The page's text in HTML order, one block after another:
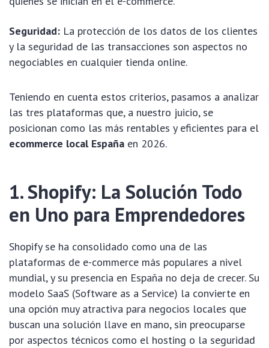
Seguridad: La protección de los datos de los clientes
y la seguridad de las transacciones son aspectos no
negociables en cualquier tienda online.
Teniendo en cuenta estos criterios, pasamos a analizar
las tres plataformas que, a nuestro juicio, se
posicionan como las más rentables y eficientes para el
ecommerce local España en 2026.
1. Shopify: La Solución Todo
en Uno para Emprendedores
Shopify se ha consolidado como una de las
plataformas de e-commerce más populares a nivel
mundial, y su presencia en España no deja de crecer. Su
modelo SaaS (Software as a Service) la convierte en
una opción muy atractiva para negocios locales que
buscan una solución llave en mano, sin preocuparse
por aspectos técnicos como el hosting o la seguridad